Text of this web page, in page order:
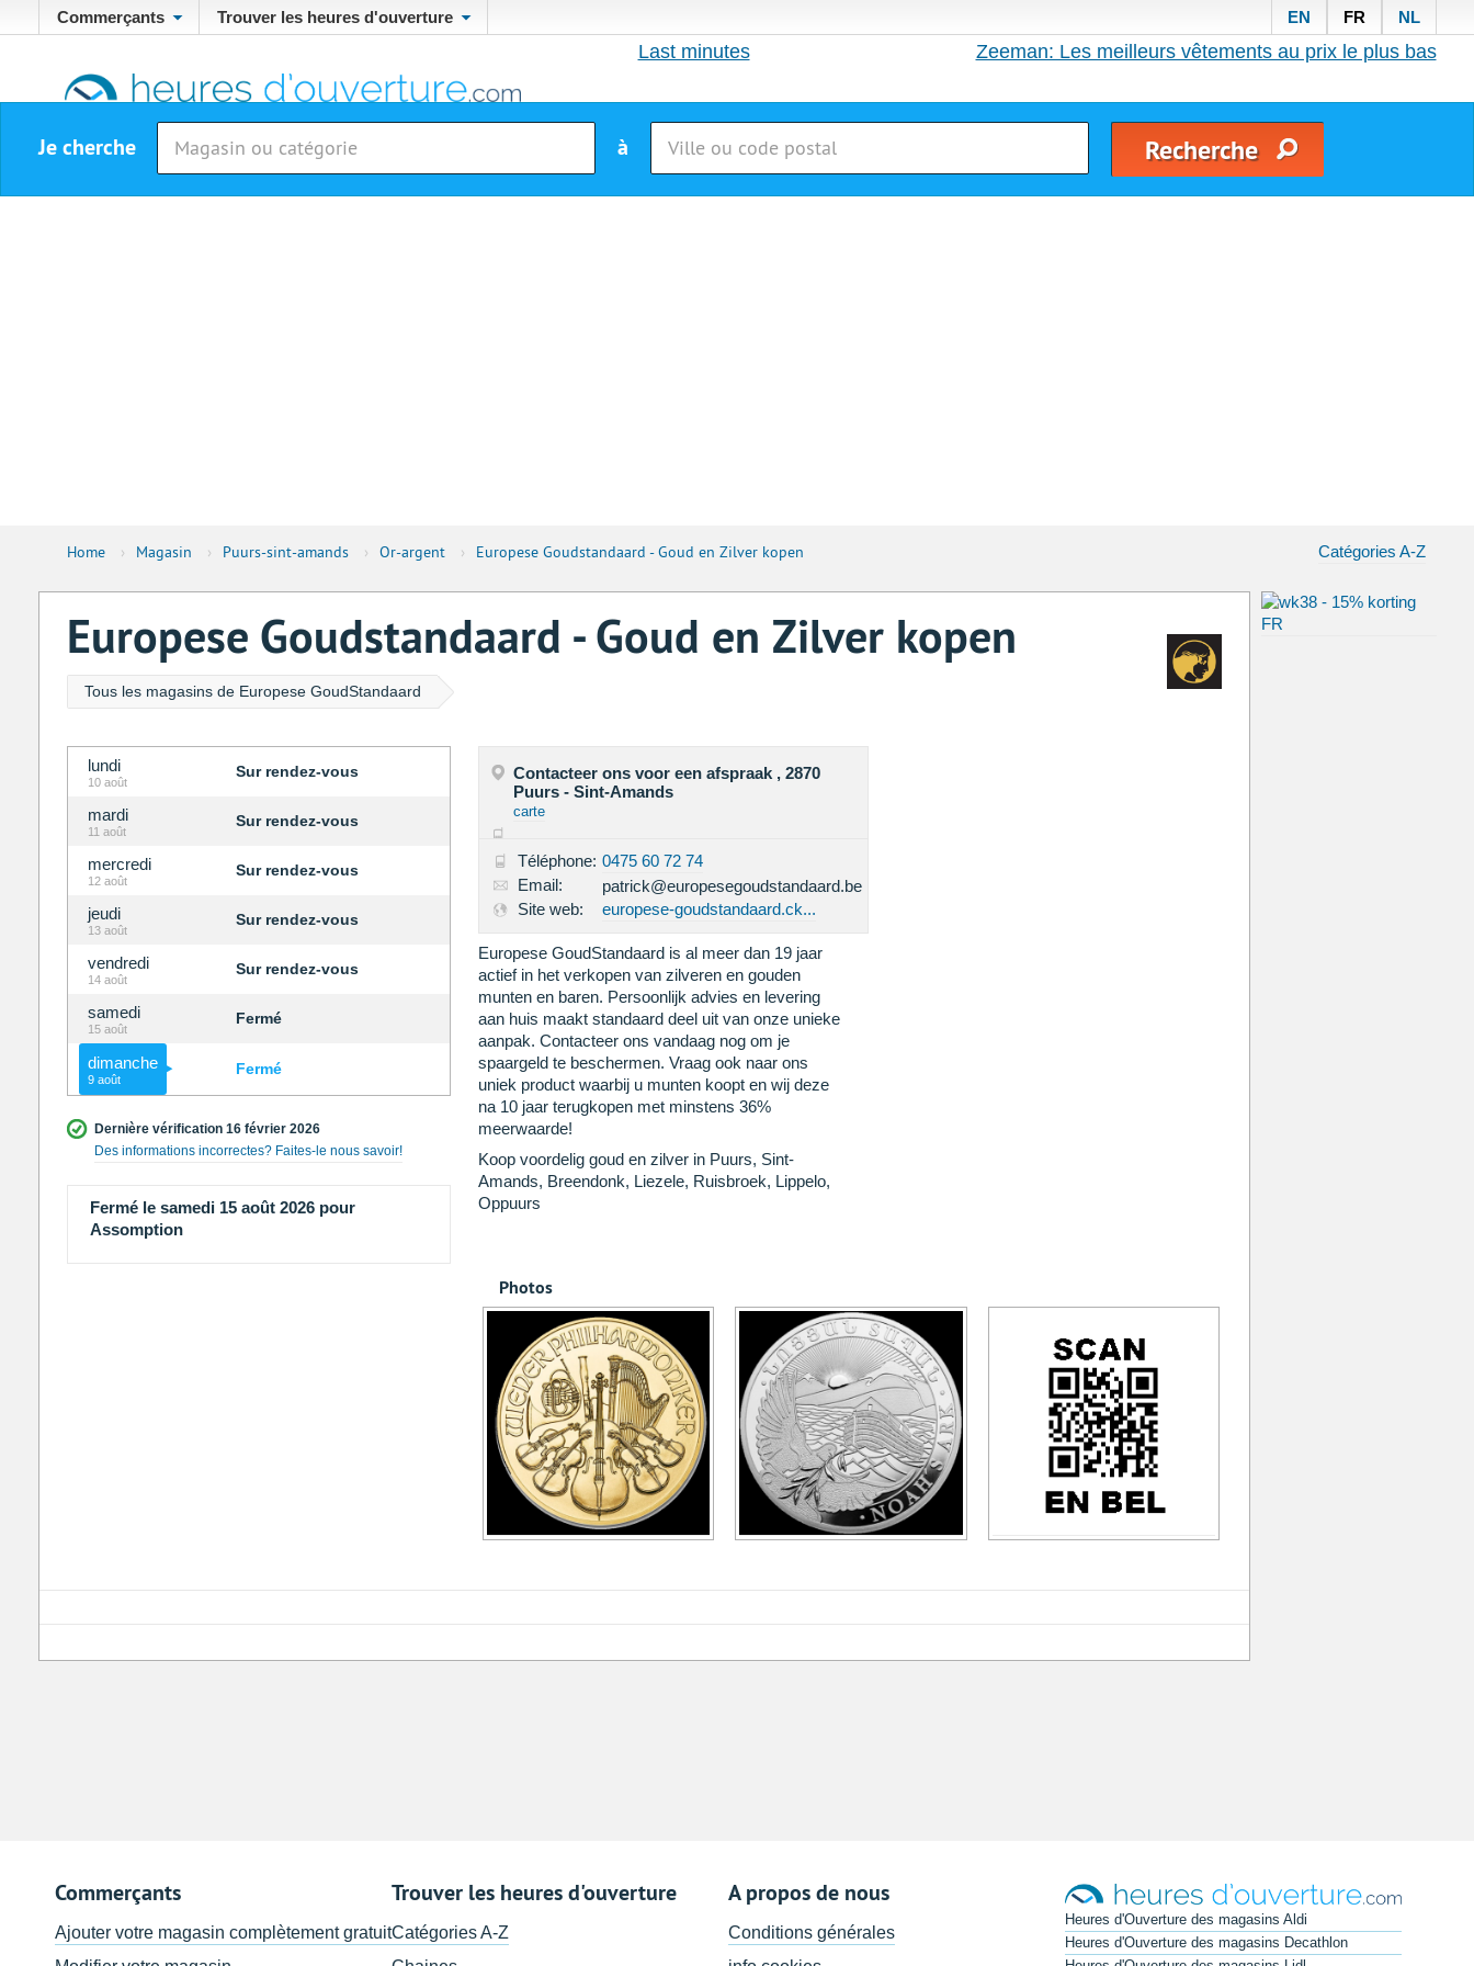
Commerçants Trouver les heures d'ouverture EN FR NL
Last minutes Zeeman: Les meilleurs vêtements au prix le plus bas
Je cherche à
Home › Magasin › Puurs-sint-amands › Or-argent › Europese Goudstandaard - Goud en Zilver kopen Catégories A-Z
Europese Goudstandaard - Goud en Zilver kopen
Tous les magasins de Europese GoudStandaard
lundi
10 août
Sur rendez-vous
mardi
11 août
Sur rendez-vous
mercredi
12 août
Sur rendez-vous
jeudi
13 août
Sur rendez-vous
vendredi
14 août
Sur rendez-vous
samedi
15 août
Fermé
dimanche
9 août
Fermé
Dernière vérification 16 février 2026
Des informations incorrectes? Faites-le nous savoir!
Fermé le samedi 15 août 2026 pour
Assomption
Contacteer ons voor een afspraak , 2870
Puurs - Sint-Amands
carte
Téléphone: 0475 60 72 74
Email:
patrick@europesegoudstandaard.be
Site web:
europese-goudstandaard.ck...
Europese GoudStandaard is al meer dan 19 jaar
actief in het verkopen van zilveren en gouden
munten en baren. Persoonlijk advies en levering
aan huis maakt standaard deel uit van onze unieke
aanpak. Contacteer ons vandaag nog om je
spaargeld te beschermen. Vraag ook naar ons
uniek product waarbij u munten koopt en wij deze
na 10 jaar terugkopen met minstens 36%
meerwaarde!
Koop voordelig goud en zilver in Puurs, Sint-
Amands, Breendonk, Liezele, Ruisbroek, Lippelo,
Oppuurs
Photos
Commerçants
Ajouter votre magasin complètement gratuit
Trouver les heures d'ouverture
Catégories A-Z
A propos de nous
Conditions générales
Heures d'Ouverture des magasins Aldi
Heures d'Ouverture des magasins Decathlon